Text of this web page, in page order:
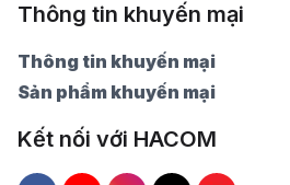
Thông tin khuyến mại
Thông tin khuyến mại
Sản phẩm khuyến mại
Kết nối với HACOM